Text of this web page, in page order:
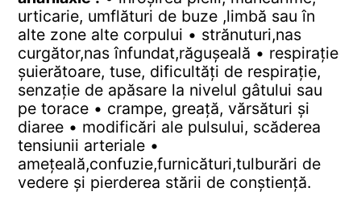
urticarie, umflături de buze ,limbă sau în
alte zone alte corpului • strănuturi,nas
curgător,nas înfundat,răgușeală • respirație
șuierătoare, tuse, dificultăți de respirație,
senzație de apăsare la nivelul gâtului sau
pe torace• crampe, greață, vărsături și
diaree• modificări ale pulsului, scăderea
tensiunii arteriale•
amețeală,confuzie,furnicături,tulburări de
vedere și pierderea stării de conștiență.